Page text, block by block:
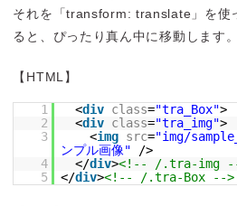
それを「transform: translate」を使
ると、ぴったり真ん中に移動します。
【HTML】
1 <div class="tra_Box">
2
<div class="tra_img">
3
<img src="img/
ンプル画像"
/>
4
</div><!-- /.tra-img
5
</div><!-- /.tra-Box -->